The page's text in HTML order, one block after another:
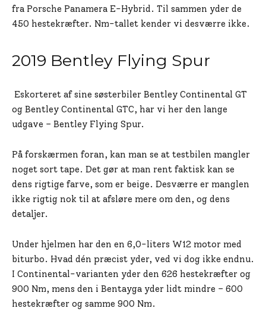
fra Porsche Panamera E-Hybrid. Til sammen yder de
450 hestekræfter. Nm-tallet kender vi desværre ikke.
2019 Bentley Flying Spur
Eskorteret af sine søsterbiler Bentley Continental GT
og Bentley Continental GTC, har vi her den lange
udgave – Bentley Flying Spur.
På forskærmen foran, kan man se at testbilen mangler
noget sort tape. Det gør at man rent faktisk kan se
dens rigtige farve, som er beige. Desværre er manglen
ikke rigtig nok til at afsløre mere om den, og dens
detaljer.
Under hjelmen har den en 6,0-liters W12 motor med
biturbo. Hvad dén præcist yder, ved vi dog ikke endnu.
I Continental-varianten yder den 626 hestekræfter og
900 Nm, mens den i Bentayga yder lidt mindre – 600
hestekræfter og samme 900 Nm.